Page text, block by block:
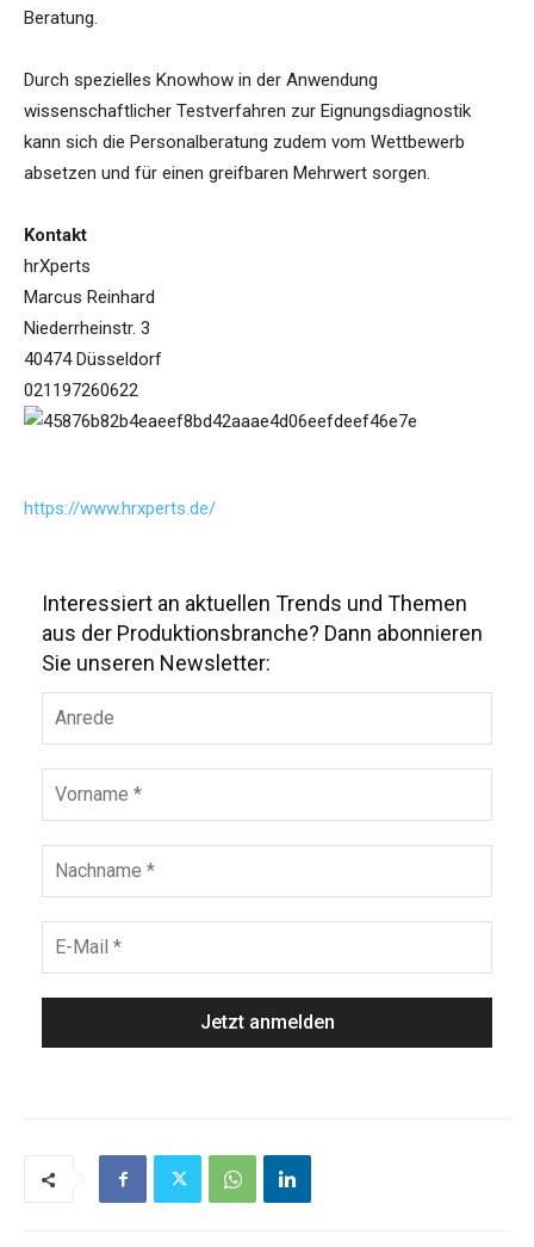
Beratung.
Durch spezielles Knowhow in der Anwendung
wissenschaftlicher Testverfahren zur Eignungsdiagnostik
kann sich die Personalberatung zudem vom Wettbewerb
absetzen und für einen greifbaren Mehrwert sorgen.
Kontakt
hrXperts
Marcus Reinhard
Niederrheinstr. 3
40474 Düsseldorf
021197260622
https://www.hrxperts.de/
Interessiert an aktuellen Trends und Themen
aus der Produktionsbranche? Dann abonnieren
Sie unseren Newsletter: